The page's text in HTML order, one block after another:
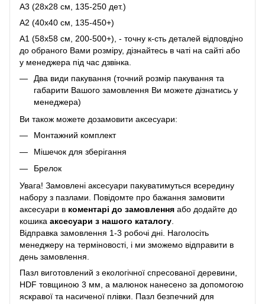
A3 (28х28 см, 135-250 дет.)
A2 (40х40 см, 135-450+)
A1 (58х58 см, 200-500+), - точну к-сть деталей відповдіно
до обраного Вами розміру, дізнайтесь в чаті на сайті або
у менеджера під час дзвінка.
Два види пакування (точний розмір пакування та
габарити Вашого замовлення Ви можете дізнатись у
менеджера)
Ви також можете дозамовити аксесуари:
Монтажний комплект
Мішечок для зберігання
Брелок
Увага! Замовлені аксесуари пакуватимуться всередину
набору з пазлами. Повідомте про бажання замовити
аксесуари в коментарі до замовлення або додайте до
кошика аксесуари з нашого каталогу
Відправка замовлення 1-3 робочі дні. Наголосіть
менеджеру на терміновості, і ми зможемо відправити в
день замовлення.
Пазл виготовлений з екологічної спресованої деревини,
HDF товщиною 3 мм, а малюнок нанесено за допомогою
яскравої та насиченої плівки. Пазл безпечний для